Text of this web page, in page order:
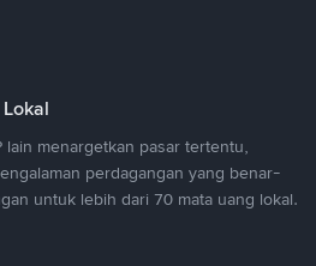
lain menargetkan pasar tertentu,
perdagangan yang benar-
untuk lebih dari 70 mata uang lokal.